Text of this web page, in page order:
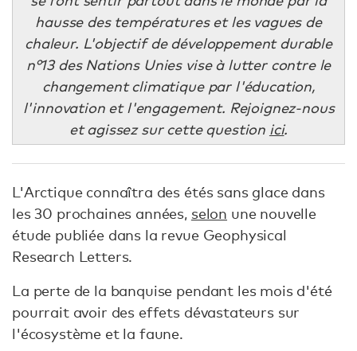
hausse des températures et les vagues de
chaleur. L'objectif de développement durable
n°13 des Nations Unies vise à lutter contre le
changement climatique par l'éducation,
l'innovation et l'engagement. Rejoignez-nous
et agissez sur cette question ici.
L'Arctique connaîtra des étés sans glace dans
les 30 prochaines années, selon une nouvelle
étude publiée dans la revue Geophysical
Research Letters.
La perte de la banquise pendant les mois d'été
pourrait avoir des effets dévastateurs sur
l'écosystème et la faune.